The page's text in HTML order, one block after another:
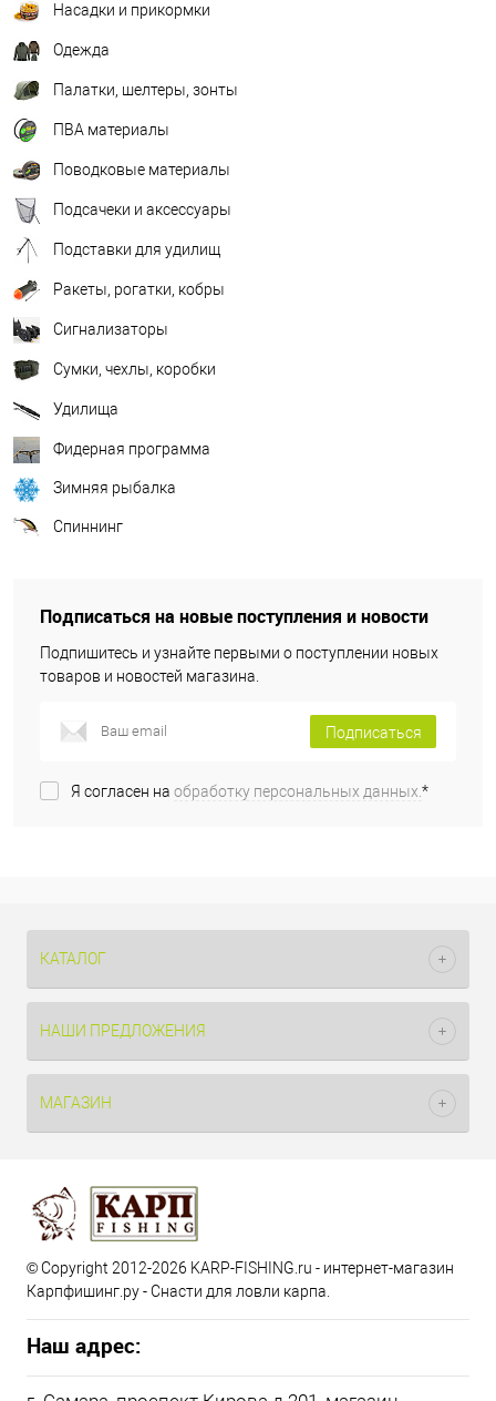
Насадки и прикормки
Одежда
Палатки, шелтеры, зонты
ПВА материалы
Поводковые материалы
Подсачеки и аксессуары
Подставки для удилищ
Ракеты, рогатки, кобры
Сигнализаторы
Сумки, чехлы, коробки
Удилища
Фидерная программа
Зимняя рыбалка
Спиннинг
Подписаться на новые поступления и новости
Подпишитесь и узнайте первыми о поступлении новых
товаров и новостей магазина.
Подписаться
Я согласен на обработку персональных данных. *
КАТАЛОГ
НАШИ ПРЕДЛОЖЕНИЯ
МАГАЗИН
© Copyright 2012-2026 KARP-FISHING.ru - интернет-магазин
Карпфишинг.ру - Снасти для ловли карпа.
Наш адрес: